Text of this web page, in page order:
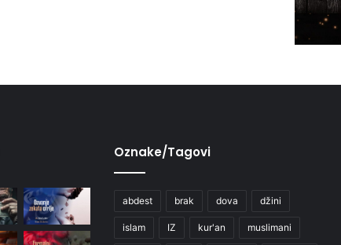
Oznake/Tagovi
abdest brak dova džini
islam IZ kur'an muslimani